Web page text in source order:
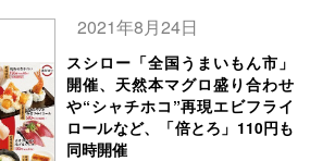
2021年8月24日
スシロー「全国うまいもん市」
開催、天然本マグロ盛り合わせ
や“シャチホコ”再現エビフライ
ロールなど、「倍とろ」110円も
同時開催